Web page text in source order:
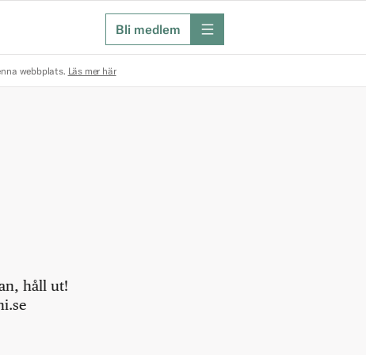
Bli medlem meny
webbplats. Läs mer här
håll ut!